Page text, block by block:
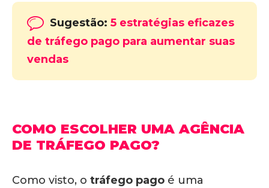
Sugestão: 5 estratégias eficazes
de tráfego pago para aumentar suas
vendas
COMO ESCOLHER UMA AGÊNCIA
DE TRÁFEGO PAGO?
Como visto, o tráfego pago é uma